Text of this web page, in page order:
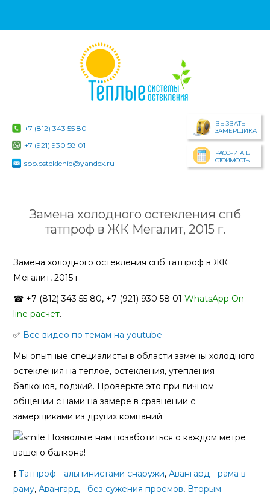
+7 (812) 343 55 80
+7 (921) 930 58 01
spb.osteklenie@yandex.ru
ВЫЗВАТЬ
ЗАМЕРЩИКА
РАССЧИТАТЬ
СТОИМОСТЬ
Замена холодного остекления спб
татпроф в ЖК Мегалит, 2015 г.
Замена холодного остекления спб татпроф в ЖК
Мегалит, 2015 г.
☎ +7 (812) 343 55 80, +7 (921) 930 58 01WhatsApp On-
line расчет.
✅ Все видео по темам на youtube
Мы опытные специалисты в области замены холодного
остекления на теплое, остекления, утепления
балконов, лоджий. Проверьте это при личном
общении с нами на замере в сравнении с
замерщиками из других компаний.
Позвольте нам позаботиться о каждом метре
вашего балкона!
❗Татпроф - альпинистами снаружи,Авангард - рама в
раму,Авангард - без сужения проемов, Вторым